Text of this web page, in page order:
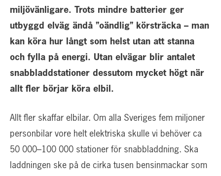
miljövänligare. Trots mindre batterier ger
utbyggd elväg ändå ”oändlig” körsträcka – man
kan köra hur långt som helst utan att stanna
och fylla på energi. Utan elvägar blir antalet
snabbladdstationer dessutom mycket högt när
allt fler börjar köra elbil.
Allt fler skaffar elbilar. Om alla Sveriges fem miljoner
personbilar vore helt elektriska skulle vi behöver ca
50 000–100 000 stationer för snabbladdning. Ska
laddningen ske på de cirka tusen bensinmackar som